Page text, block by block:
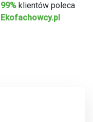
99% klientów poleca
Ekofachowcy.pl